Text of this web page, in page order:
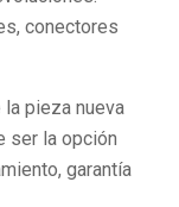
conectores
pieza nueva
ser la opción
garantía